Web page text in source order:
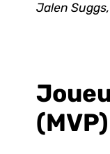
Jalen
(MVP)